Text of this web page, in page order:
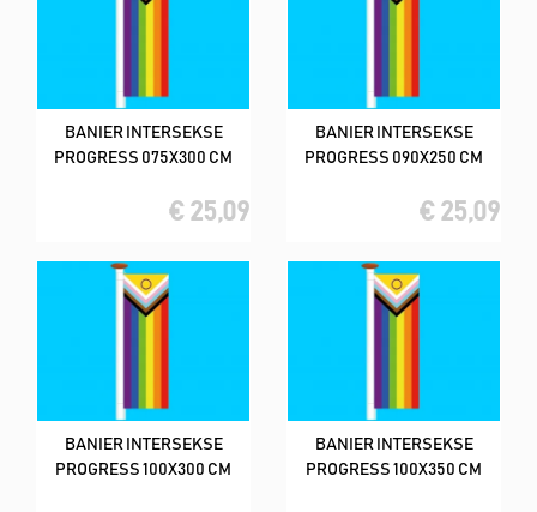
BANIER INTERSEKSE
PROGRESS 075X300 CM
€ 25,09
BANIER INTERSEKSE
PROGRESS 090X250 CM
€ 25,09
BANIER INTERSEKSE
PROGRESS 100X300 CM
BANIER INTERSEKSE
PROGRESS 100X350 CM